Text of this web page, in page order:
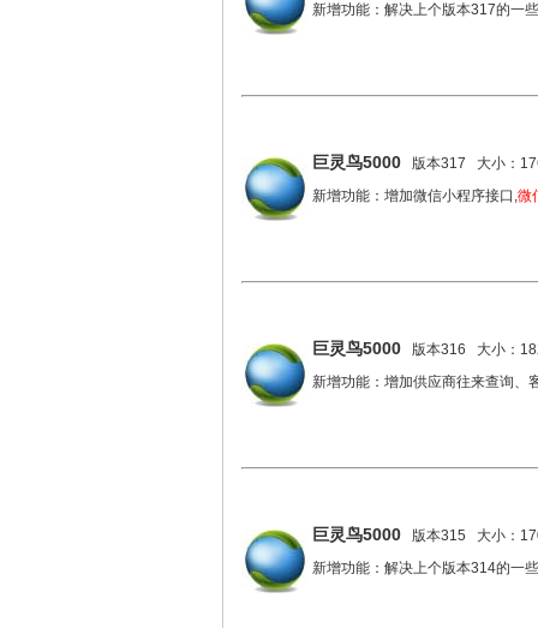
新增功能：解决上个版本317的一
巨灵鸟5000 版本317 大小：
新增功能：增加微信小程序接口,微
巨灵鸟5000 版本316 大小：
新增功能：增加供应商往来查询、
巨灵鸟5000 版本315 大小：
新增功能：解决上个版本314的一